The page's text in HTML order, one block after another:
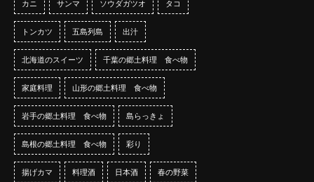
カニ サンマ ソウダガツオ タコ
トンカツ 五島列島 出汁
北海道のスイーツ 千葉の郷土料理 食べ物
家庭料理 山形の郷土料理 食べ物
岩手の郷土料理 食べ物 島らっきょ
島根の郷土料理 食べ物 彩り
揚げカマ 料理酒 日本酒 春の野菜